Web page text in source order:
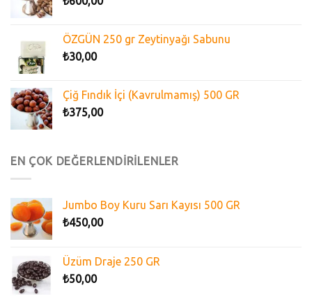
ÖZGÜN 250 gr Zeytinyağı Sabunu
₺30,00
Çiğ Fındık İçi (Kavrulmamış) 500 GR
₺375,00
EN ÇOK DEĞERLENDİRİLENLER
Jumbo Boy Kuru Sarı Kayısı 500 GR
₺450,00
Üzüm Draje 250 GR
₺50,00